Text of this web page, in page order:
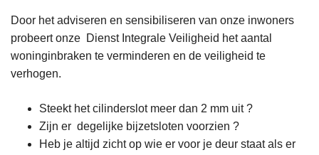
Door het adviseren en sensibiliseren van onze inwoners
probeert onze Dienst Integrale Veiligheid het aantal
woninginbraken te verminderen en de veiligheid te
verhogen.
Steekt het cilinderslot meer dan 2 mm uit ?
Zijn er degelijke bijzetsloten voorzien ?
Heb je altijd zicht op wie er voor je deur staat als er